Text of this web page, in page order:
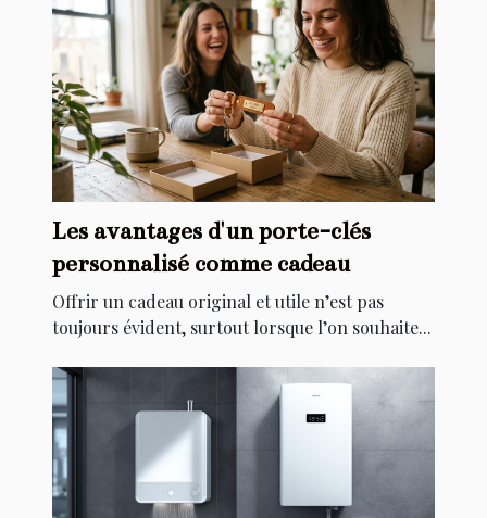
Les avantages d'un porte-clés
personnalisé comme cadeau
Offrir un cadeau original et utile n’est pas
toujours évident, surtout lorsque l’on souhaite...